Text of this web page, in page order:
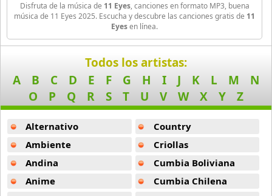
Angel Heart
Angel Sanctuary
Angelic Layer
3 músicas online
Ano Natsu De Matteru
Another
Sekijitu Ha Kaeru -11 Eyes
Shiwo Yumemiru Majo No Neri -11 Eyes
Tomoto Ashita No Tameni - 11 Eyes
Itumo Kono Bashode -11 Eyes
Kyouki No Kakera -
Memory Sorrow -
Disfruta de la música de 11 Eyes, canciones en formato MP3, buena
música de 11 Eyes 2025. Escucha y descubre las canciones gratis de 11
Eyesen línea.
Todos los artistas:
A
B C D E F G H I J K L M
N
O
P Q R S T U V W X Y Z
Alternativo
Ambiente
Andina
Anime
Country
Criollas
Cumbia Boliviana
Cumbia Chilena